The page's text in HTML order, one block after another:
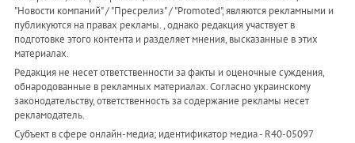
"Новости компаний" / "Пресрелиз" / "Promoted", являются рекламными и
публикуются на правах рекламы. , однако редакция участвует в
подготовке этого контента и разделяет мнения, высказанные в этих
материалах.
Редакция не несет ответственности за факты и оценочные суждения,
обнародованные в рекламных материалах. Согласно украинскому
законодательству, ответственность за содержание рекламы несет
рекламодатель.
Субъект в сфере онлайн-медиа; идентификатор медиа - R40-05097